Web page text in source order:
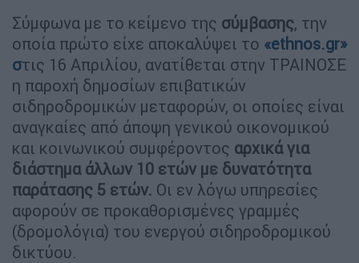
Σύμφωνα με το κείμενο της σύμβασης, την
οποία πρώτο είχε αποκαλύψει το «ethnos.gr»
στις 16 Απριλίου, ανατίθεται στην ΤΡΑΙΝΟΣΕ
η παροχή δημοσίων επιβατικών
σιδηροδρομικών μεταφορών, οι οποίες είναι
αναγκαίες από άποψη γενικού οικονομικού
και κοινωνικού συμφέροντος αρχικά για
διάστημα άλλων 10 ετών με δυνατότητα
παράτασης 5 ετών. Οι εν λόγω υπηρεσίες
αφορούν σε προκαθορισμένες γραμμές
(δρομολόγια) του ενεργού σιδηροδρομικού
δικτύου.